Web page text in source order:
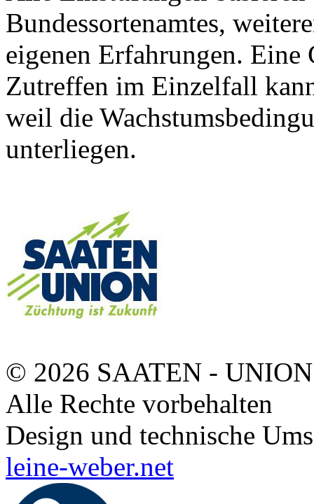
Bundessortenamtes,
eigenen Erfahrungen.
Zutreffen im Einzelfall
weil die
unterliegen.
© 2026 SAATEN -
Alle Rechte vorbehalten
Design und technische
leine-weber.net